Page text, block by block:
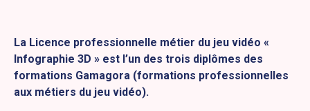
La Licence professionnelle métier du jeu vidéo «
Infographie 3D » est l’un des trois diplômes des
formations Gamagora (formations professionnelles
aux métiers du jeu vidéo).